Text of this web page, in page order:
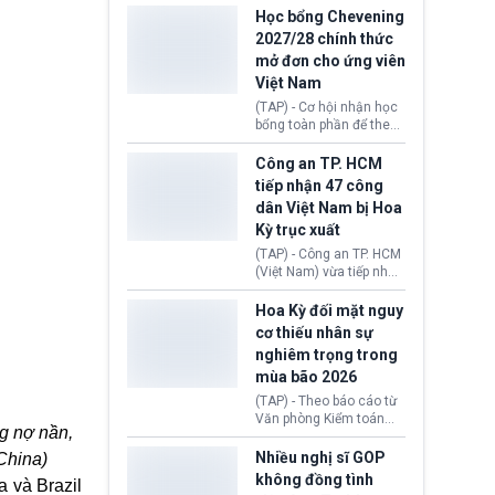
nợ nần,
và Brazil
thi Thỏa thuận Rút khỏi
Liên minh châu Âu
(Withdrawal
Agreement).
Iran nhằm mở lại eo biển
Hormuz, mở đường cho
việc khôi phục hoạt
động hàng hải. Những
tín hiệu ngoại giao tích
cực này lập tức tác động
đến thị trường năng
lượng, kéo giá dầu thế
giới lùi sâu xuống dưới
mức 80 USD/thùng.
Học bổng Chevening
2027/28 chính thức
mở đơn cho ứng viên
Việt Nam
(TAP) - Cơ hội nhận học
bổng toàn phần để theo
học chương trình thạc sĩ
tại Vương quốc Anh đã
chính thức quay trở lại.
Học bổng Chevening
2027/28 của Chính phủ
Anh vừa mở cổng ứng
tuyển dành riêng ứng
viên Việt Nam, hỗ trợ
toàn bộ chi phí học tập
cùng nhiều quyền lợi
trong suốt một năm
học.
Công an TP. HCM
tiếp nhận 47 công
dân Việt Nam bị Hoa
Kỳ trục xuất
(TAP) - Công an TP. HCM
(Việt Nam) vừa tiếp nhận
47 công dân Việt Nam bị
Hoa Kỳ trục xuất về
nước. Đây là đợt có số
lượng lớn nhất từ đầu
năm 2026 đến nay, phản
ánh xu hướng gia tăng
các trường hợp trục
xuất.
Hoa Kỳ đối mặt nguy
cơ thiếu nhân sự
nghiêm trọng trong
mùa bão 2026
(TAP) - Theo báo cáo từ
Văn phòng Kiểm toán
Chính phủ (GAO), Cơ
quan Quản lý Khẩn cấp
Liên bang (FEMA) thuộc
Bộ An ninh Nội địa Hoa
Nhiều nghị sĩ GOP
không đồng tình